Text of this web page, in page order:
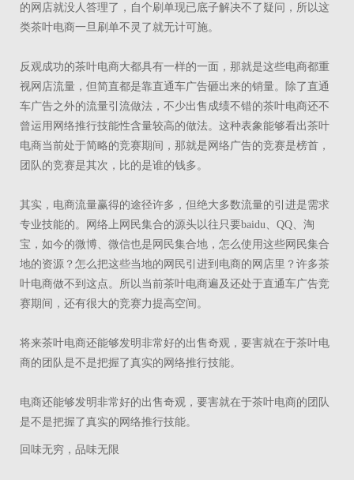
的网店就没人答理了，自个刷单现已底子解决不了疑问，所以这
类茶叶电商一旦刷单不灵了就无计可施。
反观成功的茶叶电商大都具有一样的一面，那就是这些电商都重
视网店流量，但简直都是靠直通车广告砸出来的销量。除了直通
车广告之外的流量引流做法，不少出售成绩不错的茶叶电商还不
曾运用网络推行技能性含量较高的做法。这种表象能够看出茶叶
电商当前处于简略的竞赛期间，那就是网络广告的竞赛是榜首，
团队的竞赛是其次，比的是谁的钱多。
其实，电商流量赢得的途径许多，但绝大多数流量的引进是需求
专业技能的。网络上网民集合的源头以往只要baidu、QQ、淘
宝，如今的微博、微信也是网民集合地，怎么使用这些网民集合
地的资源？怎么把这些当地的网民引进到电商的网店里？许多茶
叶电商做不到这点。所以当前茶叶电商遍及还处于直通车广告竞
赛期间，还有很大的竞赛力提高空间。
将来茶叶电商还能够发明非常好的出售奇观，要害就在于茶叶电
商的团队是不是把握了真实的网络推行技能。
电商还能够发明非常好的出售奇观，要害就在于茶叶电商的团队
是不是把握了真实的网络推行技能。
回味无穷，品味无限